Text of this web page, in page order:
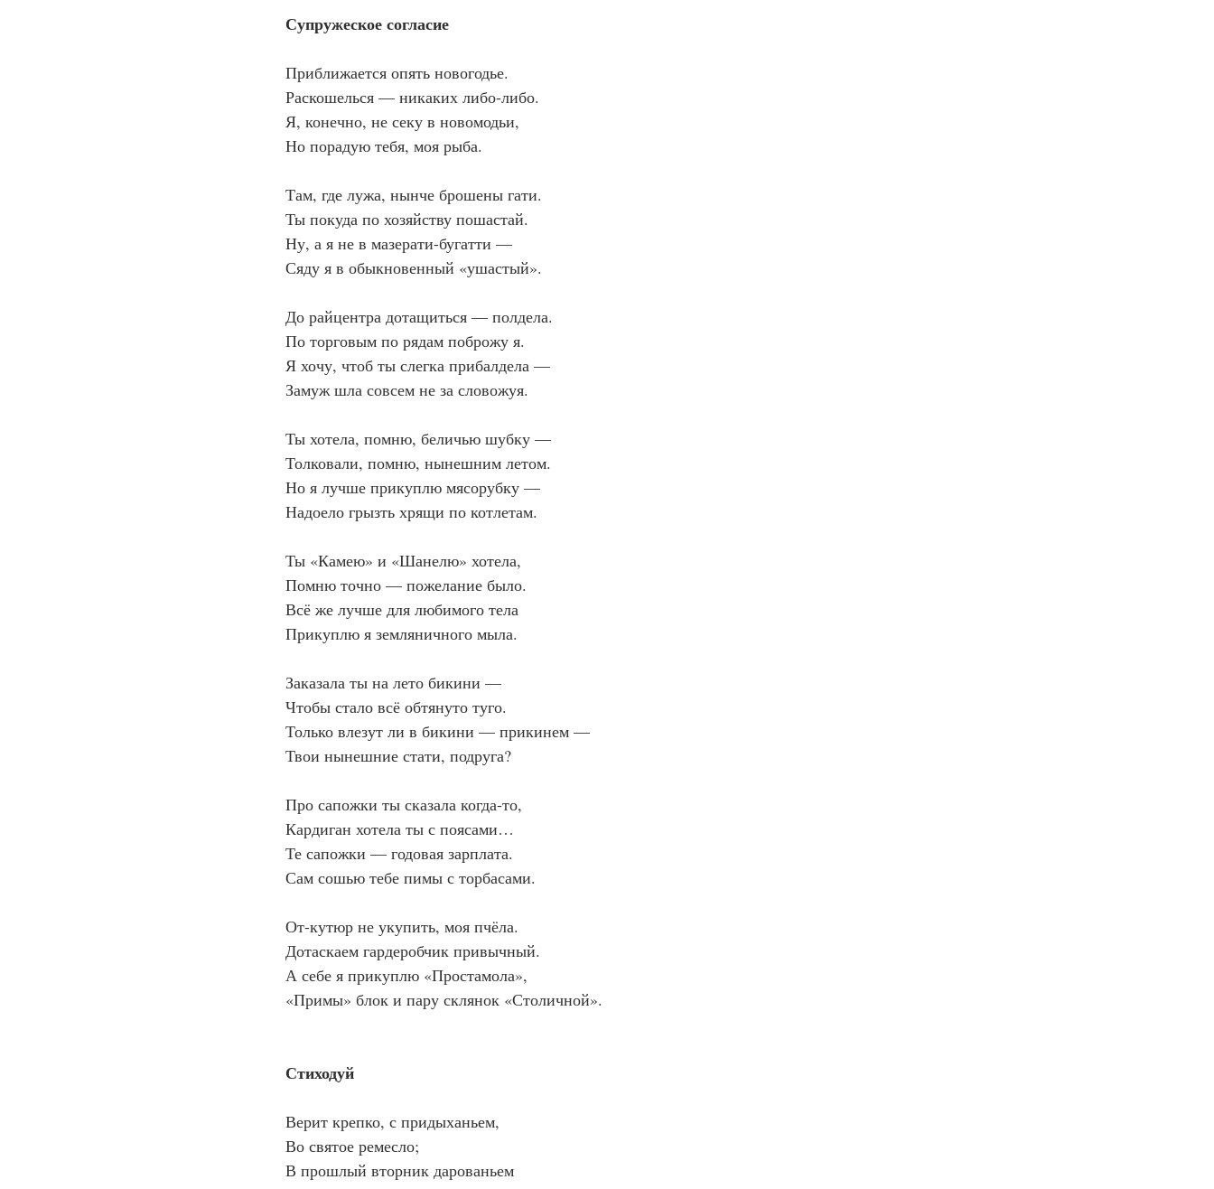
Супружеское согласие
Приближается опять новогодье.
Раскошелься — никаких либо-либо.
Я, конечно, не секу в новомодьи,
Но порадую тебя, моя рыба.
Там, где лужа, нынче брошены гати.
Ты покуда по хозяйству пошастай.
Ну, а я не в мазерати-бугатти —
Сяду я в обыкновенный «ушастый».
До райцентра дотащиться — полдела.
По торговым по рядам поброжу я.
Я хочу, чтоб ты слегка прибалдела —
Замуж шла совсем не за словожуя.
Ты хотела, помню, беличью шубку —
Толковали, помню, нынешним летом.
Но я лучше прикуплю мясорубку —
Надоело грызть хрящи по котлетам.
Ты «Камею» и «Шанелю» хотела,
Помню точно — пожелание было.
Всё же лучше для любимого тела
Прикуплю я земляничного мыла.
Заказала ты на лето бикини —
Чтобы стало всё обтянуто туго.
Только влезут ли в бикини — прикинем —
Твои нынешние стати, подруга?
Про сапожки ты сказала когда-то,
Кардиган хотела ты с поясами…
Те сапожки — годовая зарплата.
Сам сошью тебе пимы с торбасами.
От-кутюр не укупить, моя пчёла.
Дотаскаем гардеробчик привычный.
А себе я прикуплю «Простамола»,
«Примы» блок и пару склянок «Столичной».
Стиходуй
Верит крепко, с придыханьем,
Во святое ремесло;
В прошлый вторник дарованьем